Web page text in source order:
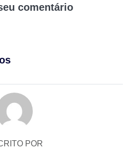
comentário
POR